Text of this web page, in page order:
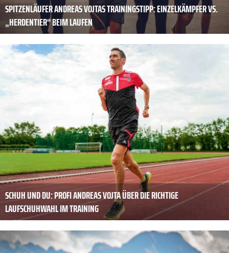
SPITZENLÄUFER ANDREAS ­VOJTAS TRAININGSTIPP: EINZELKÄMPFER ­VS.
„HERDENTIER“ BEIM LAUFEN
SCHUH UND DU: PROFI ANDREAS VOJTA ÜBER DIE RICHTIGE
LAUFSCHUHWAHL IM TRAINING